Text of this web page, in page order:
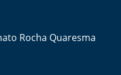
Rocha Quaresma